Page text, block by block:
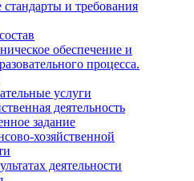
и требования
обеспечение и
процесса.
услуги
деятельность
задание
хозяйственной
деятельности